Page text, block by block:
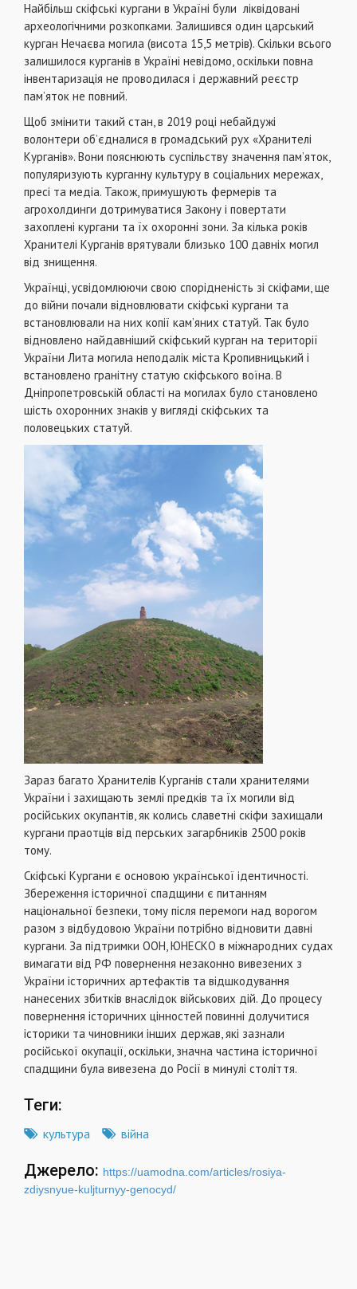
Найбільш скіфські кургани в Україні були ліквідовані
археологічними розкопками. Залишився один царський
курган Нечаєва могила (висота 15,5 метрів). Скільки всього
залишилося курганів в Україні невідомо, оскільки повна
інвентаризація не проводилася і державний реєстр
пам’яток не повний.
Щоб змінити такий стан, в 2019 році небайдужі
волонтери об’єдналися в громадський рух «Хранителі
Курганів». Вони пояснюють суспільству значення пам’яток,
популяризують курганну культуру в соціальних мережах,
пресі та медіа. Також, примушують фермерів та
агрохолдинги дотримуватися Закону і повертати
захоплені кургани та їх охоронні зони. За кілька років
Хранителі Курганів врятували близько 100 давніх могил
від знищення.
Українці, усвідомлюючи свою спорідненість зі скіфами, ще
до війни почали відновлювати скіфські кургани та
встановлювали на них копії кам’яних статуй. Так було
відновлено найдавніший скіфський курган на території
України Лита могила неподалік міста Кропивницький і
встановлено гранітну статую скіфського воїна. В
Дніпропетровській області на могилах було становлено
шість охоронних знаків у вигляді скіфських та
половецьких статуй.
Зараз багато Хранителів Курганів стали хранителями
України і захищають землі предків та їх могили від
російських окупантів, як колись славетні скіфи захищали
кургани праотців від перських загарбників 2500 років
тому.
Скіфські Кургани є основою української ідентичності.
Збереження історичної спадщини є питанням
національної безпеки, тому після перемоги над ворогом
разом з відбудовою України потрібно відновити давні
кургани. За підтримки ООН, ЮНЕСКО в міжнародних судах
вимагати від РФ повернення незаконно вивезених з
України історичних артефактів та відшкодування
нанесених збитків внаслідок військових дій. До процесу
повернення історичних цінностей повинні долучитися
історики та чиновники інших держав, які зазнали
російської окупації, оскільки, значна частина історичної
спадщини була вивезена до Росії в минулі століття.
Теги:
культура війна
Джерело: https://uamodna.com/articles/rosiya-
zdiysnyue-kuljturnyy-genocyd/